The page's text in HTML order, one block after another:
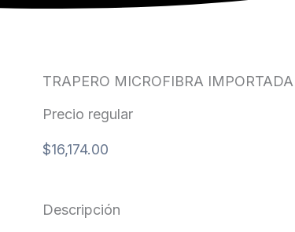
TRAPERO MICROFIBRA IMPORTADA
Precio regular
$16,174.00
Descripción